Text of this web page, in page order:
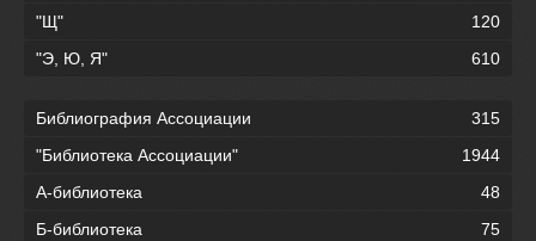
"Щ"
120
"Э, Ю, Я"
610
Библиография Ассоциации
315
"Библиотека Ассоциации"
1944
А-библиотека
48
Б-библиотека
75